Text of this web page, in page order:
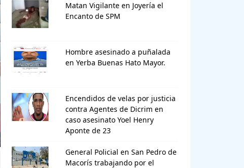
Matan Vigilante en Joyería el
Encanto de SPM
Hombre asesinado a puñalada
en Yerba Buenas Hato Mayor.
Encendidos de velas por justicia
contra Agentes de Dicrim en
caso asesinato Yoel Henry
Aponte de 23
General Policial en San Pedro de
Macorís trabajando por el